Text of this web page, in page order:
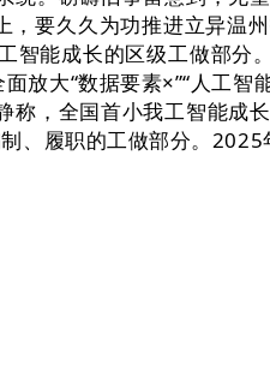
要久久为功推进立异温
智能成长的区级工做部
大“数据要素×”“人工智
，全国首小我工智能成
、履职的工做部分。